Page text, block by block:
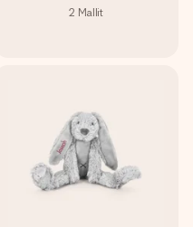
2 Mallit